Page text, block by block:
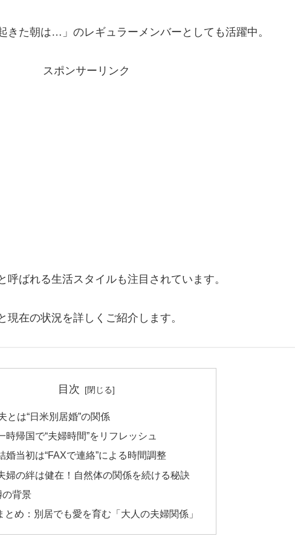
きた朝は…」のレギュラーメンバーとしても活躍中。
スポンサーリンク
ばれる生活スタイルも注目されています。
在の状況を詳しくご紹介します。
目次
とは“日米別居婚”の関係
時帰国で“夫婦時間”をリフレッシュ
婚当初は“FAXで連絡”による時間調整
婦の絆は健在！自然体の関係を続ける秘訣
背景
とめ：別居でも愛を育む「大人の夫婦関係」